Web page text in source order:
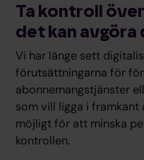
Ta kontroll
det kan
Vi har länge sett
förutsättningarna för
abonnemangstjänster
som vill ligga i
möjligt för att minska
kontrollen.